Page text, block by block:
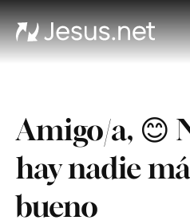
Amigo/a, 😊
hay nadie
bueno